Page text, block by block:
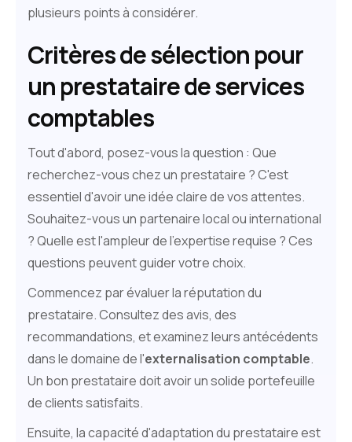
plusieurs points à considérer.
Critères de sélection pour
un prestataire de services
comptables
Tout d'abord, posez-vous la question : Que
recherchez-vous chez un prestataire ? C'est
essentiel d'avoir une idée claire de vos attentes.
Souhaitez-vous un partenaire local ou international
? Quelle est l'ampleur de l'expertise requise ? Ces
questions peuvent guider votre choix.
Commencez par évaluer la réputation du
prestataire. Consultez des avis, des
recommandations, et examinez leurs antécédents
dans le domaine de l'externalisation comptable.
Un bon prestataire doit avoir un solide portefeuille
de clients satisfaits.
Ensuite, la capacité d'adaptation du prestataire est